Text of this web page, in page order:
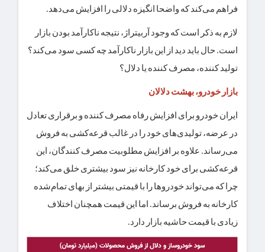
فراهم می‌کند که واضحا انگیزه دلالی را افزایش می‌دهد.
لازم به ذکر است که وجود آربیتراژ، نتیجه ناکارآمد بودن بازار
است. حال باید دید از این بازار ناکارآمد چه کسی سود می‌کند؟
تولید کننده، مصرف کننده یا دلال؟
بازار خودرو، بهشت دلالان
ایران خودرو برای افزایش رفاه مصرف کننده و برقراری تعادل
در عرضه، تولیدی‌های خود را در غالب قرعه‌کشی به فروش
می‌رساند. علاوه بر افزایش مطلوبیت مصرف کنندگان، این
قرعه‌کشی برای خود کارخانه نیز سود بیشتری خلق می‌کند؛
چرا که می‌تواند خودروها را با قیمتی بیشتر از بهای تمام‌شده
کارخانه به فروش برساند. اما این قیمت همچنان اختلاف
زیادی با قیمت حاشیه بازار دارد.